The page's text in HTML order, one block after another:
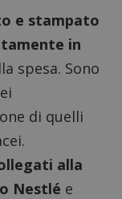
e stampato
in
spesa. Sono
di quelli
alla
Nestlé e